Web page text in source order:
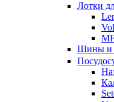
Лотки
Шины и